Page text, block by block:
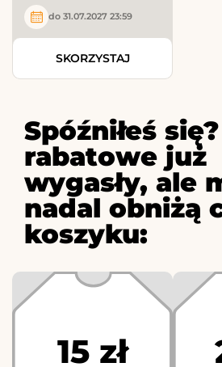
do 31.07.2027 23:59
SKORZYSTAJ
Spóźniłeś
rabatowe już
wygasły, ale
nadal obniżą
koszyku:
15 zł